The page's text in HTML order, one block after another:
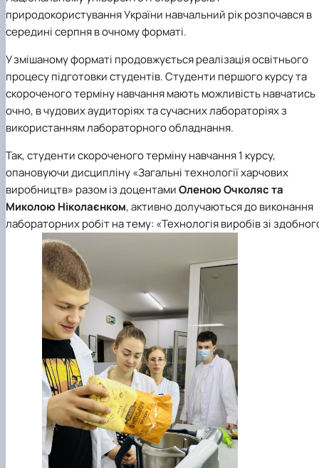
природокористування України навчальний рік розпочався в
середині серпня в очному форматі.
У змішаному форматі продовжується реалізація освітнього
процесу підготовки студентів. Студенти першого курсу та
скороченого терміну навчання мають можливість навчатись
очно, в чудових аудиторіях та сучасних лабораторіях з
використанням лабораторного обладнання.
Так, студенти скороченого терміну навчання 1 курсу,
опановуючи дисципліну «Загальні технології харчових
виробництв» разом із доцентамиОленою Очколяс та
Миколою Ніколаєнком, активно долучаються до виконання
лабораторних робіт на тему: «Технологія виробів зі